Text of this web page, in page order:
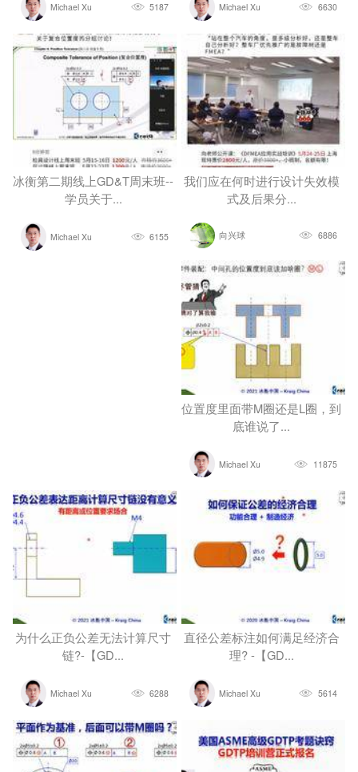
Michael Xu 5187 Michael Xu 6630
冰衡第二期线上GD&T周末班--
学员关于...
Michael Xu 6155
我们应在何时进行设计失效模
式及后果分...
向兴球 6886
位置度里面带M圈还是L圈，到
底谁说了...
Michael Xu 11875
为什么正负公差无法计算尺寸
链?-【GD...
Michael Xu 6288
直径公差标注如何满足经济合
理? -【GD...
Michael Xu 5614